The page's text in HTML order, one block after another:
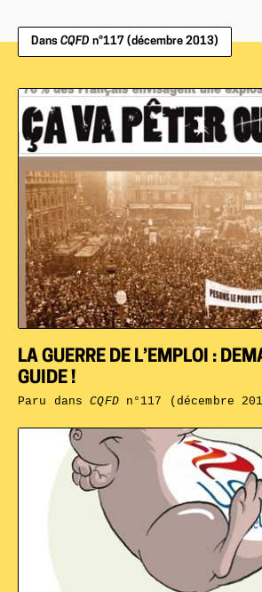
Dans CQFD n°117 (décembre 2013)
LA GUERRE DE L’EMPLOI :
GUIDE !
Paru dansCQFDn°117 (décembre